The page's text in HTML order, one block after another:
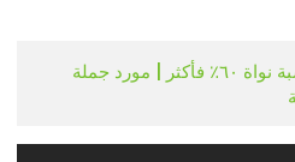
جوز شينجيانغ ٣٣ الفاخر | نسبة نواة ٦٠٪ فأكثر | مورد جملة